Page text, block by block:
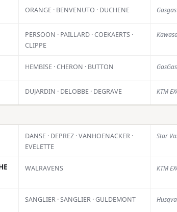
ORANGE · BENVENUTO · DUCHENE
PERSOON · PAILLARD · COEKAERTS ·
CLIPPE
HEMBISE · CHERON · BUTTON
DUJARDIN · DELOBBE · DEGRAVE KTM
DANSE · DEPREZ · VANHOENACKER ·
EVELETTE
Star
WALRAVENS KTM
SANGLIER · SANGLIER · GULDEMONT
Les
à
je me sens
de
que tout
et
même si je
trois
car j’avais
Les
La
limiter
6 AOÛT
rejoint
6 AOÛT